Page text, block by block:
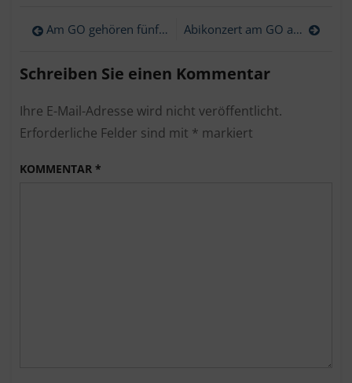
vom
überzeugt
bei
of
the
box
Beitragsnavigation
Am GO gehören fünf Jugendliche zu den Mathe-Champions im Land Abikonzert am GO als gelungene Generalprobe vor der Prüfung
Schreiben Sie einen Kommentar
Ihre E-Mail-Adresse wird nicht veröffentlicht.
Erforderliche Felder sind mit * markiert
KOMMENTAR *